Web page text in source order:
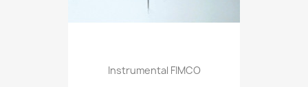
Instrumental FIMCO